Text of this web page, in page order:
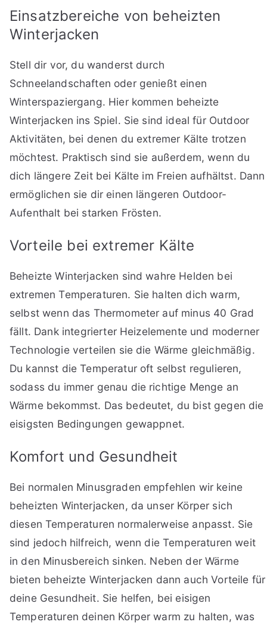
Einsatzbereiche von beheizten
Winterjacken
Stell dir vor, du wanderst durch
Schneelandschaften oder genießt einen
Winterspaziergang. Hier kommen beheizte
Winterjacken ins Spiel. Sie sind ideal für Outdoor
Aktivitäten, bei denen du extremer Kälte trotzen
möchtest. Praktisch sind sie außerdem, wenn du
dich längere Zeit bei Kälte im Freien aufhältst. Dann
ermöglichen sie dir einen längeren Outdoor-
Aufenthalt bei starken Frösten.
Vorteile bei extremer Kälte
Beheizte Winterjacken sind wahre Helden bei
extremen Temperaturen. Sie halten dich warm,
selbst wenn das Thermometer auf minus 40 Grad
fällt. Dank integrierter Heizelemente und moderner
Technologie verteilen sie die Wärme gleichmäßig.
Du kannst die Temperatur oft selbst regulieren,
sodass du immer genau die richtige Menge an
Wärme bekommst. Das bedeutet, du bist gegen die
eisigsten Bedingungen gewappnet.
Komfort und Gesundheit
Bei normalen Minusgraden empfehlen wir keine
beheizten Winterjacken, da unser Körper sich
diesen Temperaturen normalerweise anpasst. Sie
sind jedoch hilfreich, wenn die Temperaturen weit
in den Minusbereich sinken. Neben der Wärme
bieten beheizte Winterjacken dann auch Vorteile für
deine Gesundheit. Sie helfen, bei eisigen
Temperaturen deinen Körper warm zu halten, was